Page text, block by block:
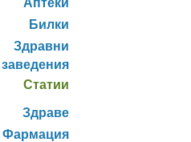
Аптеки
Билки
Здравни
заведения
Статии
Здраве
Фармация